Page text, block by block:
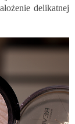
delikatnej